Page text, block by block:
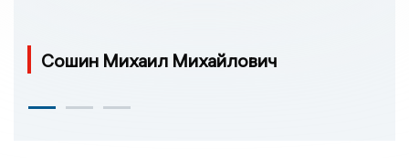
Сошин Михаил Михайлович